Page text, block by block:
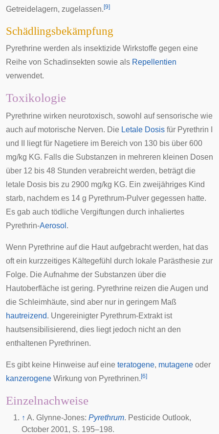
Getreidelagern, zugelassen. [9]
Schädlingsbekämpfung
Pyrethrine werden als insektizide Wirkstoffe gegen eine
Reihe von Schadinsekten sowie als Repellentien
verwendet.
Toxikologie
Pyrethrine wirken neurotoxisch, sowohl auf sensorische wie
auch auf motorische Nerven. Die Letale Dosis für Pyrethrin I
und II liegt für Nagetiere im Bereich von 130 bis über 600
mg/kg KG. Falls die Substanzen in mehreren kleinen Dosen
über 12 bis 48 Stunden verabreicht werden, beträgt die
letale Dosis bis zu 2900 mg/kg KG. Ein zweijähriges Kind
starb, nachdem es 14 g Pyrethrum-Pulver gegessen hatte.
Es gab auch tödliche Vergiftungen durch inhaliertes
Pyrethrin-Aerosol .
Wenn Pyrethrine auf die Haut aufgebracht werden, hat das
oft ein kurzzeitiges Kältegefühl durch lokale Parästhesie zur
Folge. Die Aufnahme der Substanzen über die
Hautoberfläche ist gering. Pyrethrine reizen die Augen und
die Schleimhäute, sind aber nur in geringem Maß
hautreizend. Ungereinigter Pyrethrum-Extrakt ist
hautsensibilisierend, dies liegt jedoch nicht an den
enthaltenen Pyrethrinen.
Es gibt keine Hinweise auf eine teratogene, mutagene oder
kanzerogene Wirkung von Pyrethrinen. [6]
Einzelnachweise
↑ A. Glynne-Jones: Pyrethrum. Pesticide Outlook,
October 2001, S. 195–198.